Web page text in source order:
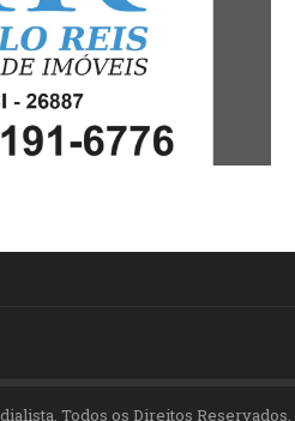
Todos os Direitos Reservados.